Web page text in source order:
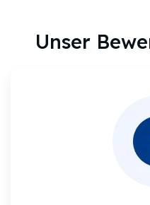
Unser